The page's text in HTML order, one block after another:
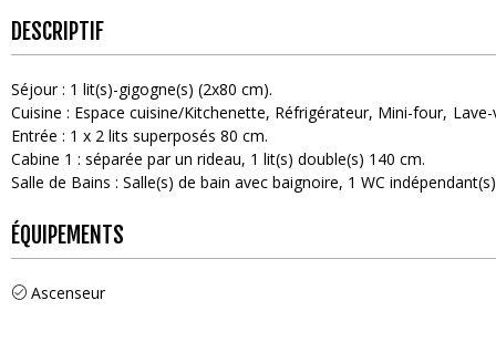
DESCRIPTIF
Séjour: 1 lit(s)-gigogne(s) (2x80 cm)
Cuisine : Espace cuisine/Kitchenette Réfrigérateur Mini-four
Entrée : 1 x 2 lits superposés 80 cm
Cabine 1 : séparée par un rideau 1 lit(s) double(s) 140 cm
Salle de Bains : Salle(s) de bain avec baignoire 1 WC indépendant(s)
ÉQUIPEMENTS
Ascenseur